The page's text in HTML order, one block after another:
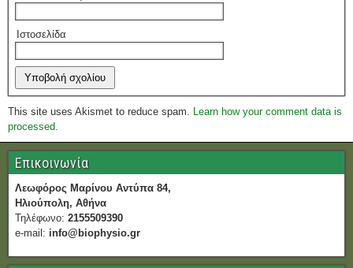
Ιστοσελίδα
This site uses Akismet to reduce spam. Learn how your comment data is
processed.
Επικοινωνία
Λεωφόρος Μαρίνου Αντύπα 84,
Ηλιούπολη, Αθήνα
Τηλέφωνο: 2155509390
e-mail: info@biophysio.gr